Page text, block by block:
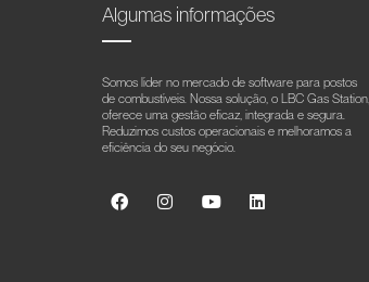
Algumas informações
Somos líder no mercado de software para postos
de combustíveis. Nossa solução, o LBC Gas Station,
oferece uma gestão eficaz, integrada e segura.
Reduzimos custos operacionais e melhoramos a
eficiência do seu negócio.